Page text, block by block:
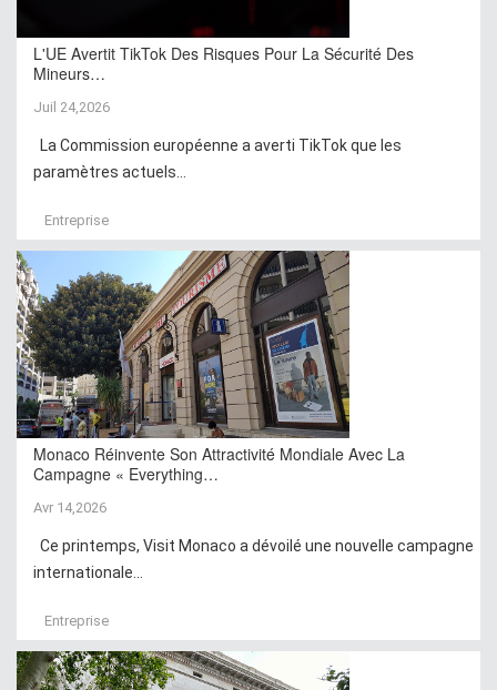
L'UE Avertit TikTok Des Risques Pour La Sécurité Des
Mineurs…
Juil 24,2026
La Commission européenne a averti TikTok que les
paramètres actuels...
Entreprise
Monaco Réinvente Son Attractivité Mondiale Avec La
Campagne « Everything…
Avr 14,2026
Ce printemps, Visit Monaco a dévoilé une nouvelle campagne
internationale...
Entreprise